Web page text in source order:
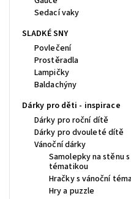
Sedací vaky
SLADKÉ SNY
Povlečení
Prostěradla
Lampičky
Baldachýny
Dárky pro děti - inspirace
Dárky pro roční dítě
Dárky pro dvouleté dítě
Vánoční dárky
Samolepky na stěnu
tématikou
Hračky s vánoční
Hry a puzzle